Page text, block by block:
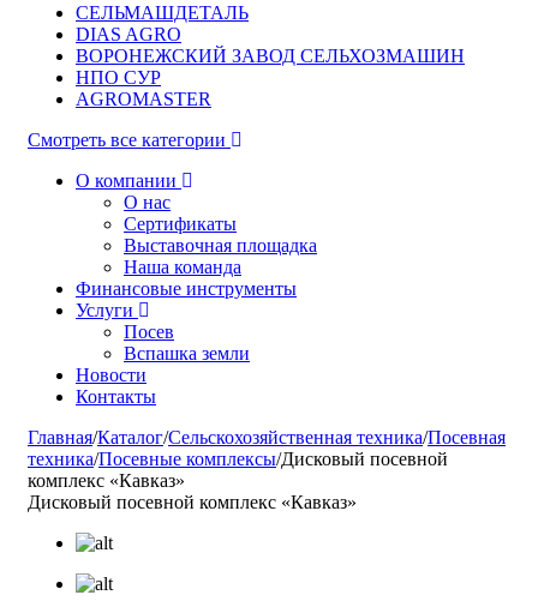
СЕЛЬМАШДЕТАЛЬ
DIAS AGRO
ВОРОНЕЖСКИЙ ЗАВОД СЕЛЬХОЗМАШИН
НПО СУР
AGROMASTER
Смотреть все категории
О компании
О нас
Сертификаты
Выставочная площадка
Наша команда
Финансовые инструменты
Услуги
Посев
Вспашка земли
Новости
Контакты
Главная/Каталог/Сельскохозяйственная техника/Посевная
техника/Посевные комплексы/Дисковый посевной
комплекс «Кавказ»
Дисковый посевной комплекс «Кавказ»